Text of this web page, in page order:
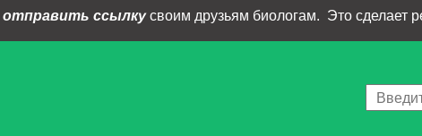
отправить ссылкусвоим друзьям биологам. Это сделает